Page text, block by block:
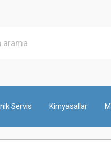
Servis Kimyasallar